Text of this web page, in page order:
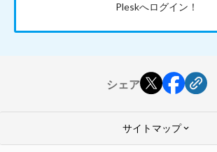
Pleskへログイン！
シェア
サイトマップkeyboard_arrow_down